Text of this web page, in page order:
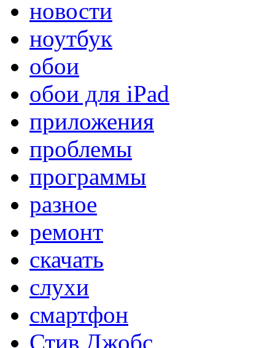
новости
ноутбук
обои
обои для iPad
приложения
проблемы
программы
разное
ремонт
скачать
слухи
смартфон
Стив Джобс